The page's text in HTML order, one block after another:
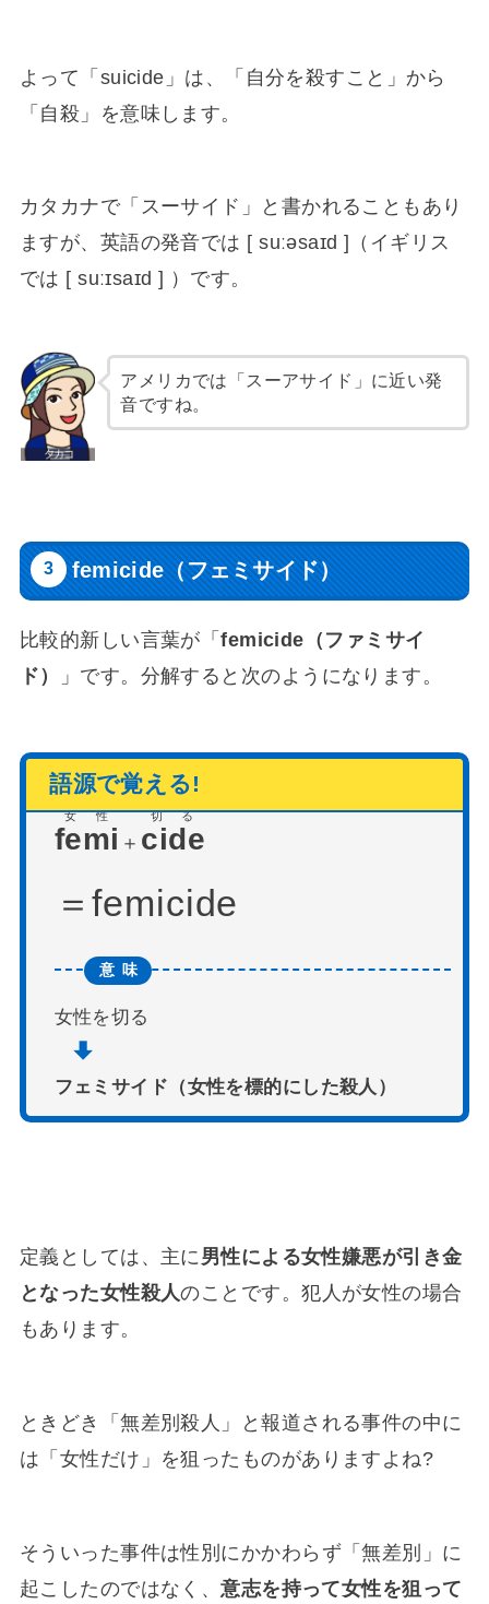
よって「suicide」は、「自分を殺すこと」から
「自殺」を意味します。
カタカナで「スーサイド」と書かれることもあり
ますが、英語の発音では [ suːəsaɪd ]（イギリス
では [ suːɪsaɪd ] ）です。
アメリカでは「スーアサイド」に近い発
音ですね。
femicide（フェミサイド）
比較的新しい言葉が「femicide（ファミサイ
ド）
」です。分解すると次のようになります。
femi
女性
＋ cide
切る
femicide
女性を切る
フェミサイド（女性を標的にした殺人）
定義としては、主に男性による女性嫌悪が引き金
となった女性殺人のことです。犯人が女性の場合
もあります。
ときどき「無差別殺人」と報道される事件の中に
は「女性だけ」を狙ったものがありますよね?
そういった事件は性別にかかわらず「無差別」に
起こしたのではなく、意志を持って女性を狙って